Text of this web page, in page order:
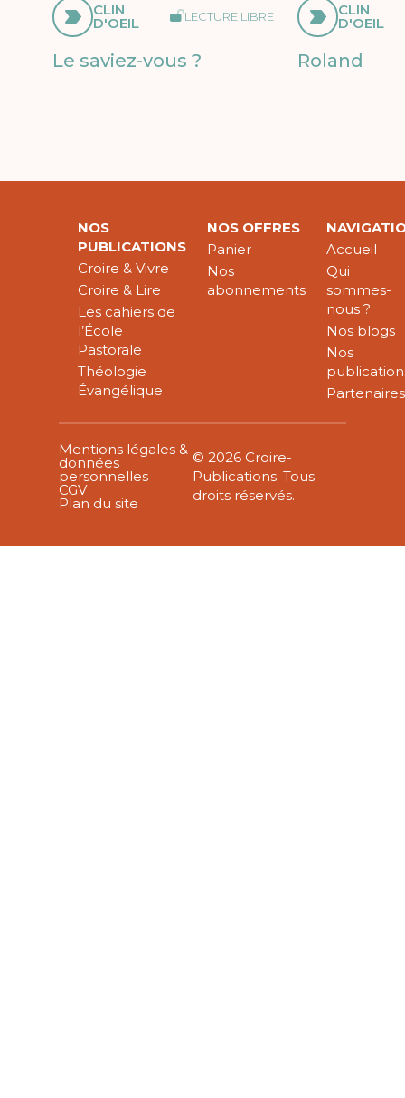
CLIN
D'OEIL LECTURE LIBRE
Le saviez-vous ?
CLIN
D'OEIL
Roland
NOS
PUBLICATIONS
Croire & Vivre
Croire & Lire
Les cahiers de
l’École
Pastorale
Théologie
Évangélique
NOS OFFRES
Panier
Nos
abonnements
Accueil
Qui
sommes-
nous ?
Nos blogs
Nos
Partenaires
Mentions légales &
données
personnelles
CGV
Plan du site
© 2026 Croire-
Publications. Tous
droits réservés.